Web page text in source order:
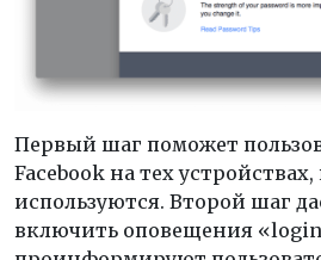
Первый шаг поможет
Facebook на тех
используются. Второй шаг
включить оповещения